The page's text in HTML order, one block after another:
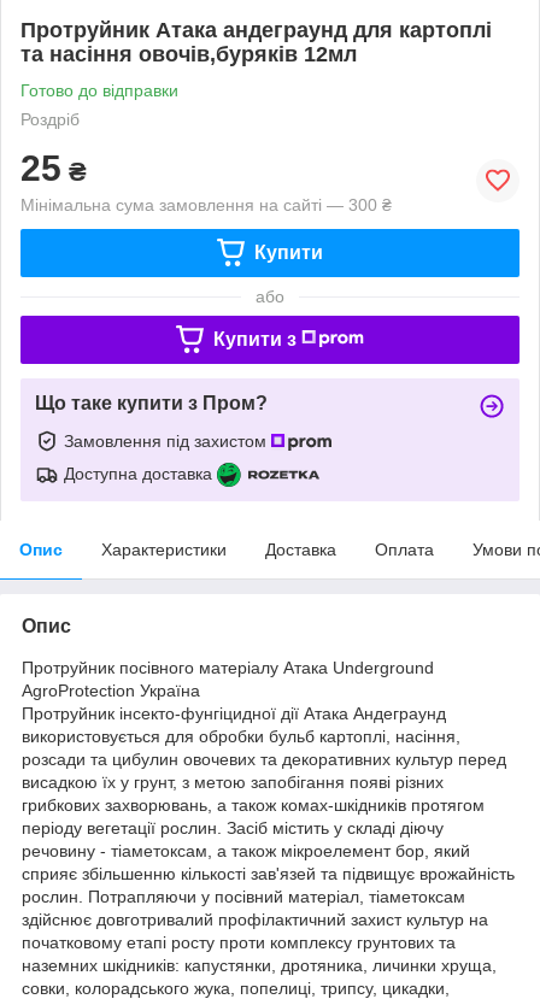
Протруйник Атака андеграунд для картоплі
та насіння овочів,буряків 12мл
Готово до відправки
Роздріб
25 ₴
Мінімальна сума замовлення на сайті — 300 ₴
Купити
або
Купити з
Що таке купити з Пром?
Замовлення під захистом
Доступна доставка
Опис Характеристики Доставка Оплата Умови
Опис
Протруйник посівного матеріалу Атака Underground
AgroProtection Україна
Протруйник інсекто-фунгіцидної дії Атака Андеграунд
використовується для обробки бульб картоплі, насіння,
розсади та цибулин овочевих та декоративних культур перед
висадкою їх у грунт, з метою запобігання появі різних
грибкових захворювань, а також комах-шкідників протягом
періоду вегетації рослин. Засіб містить у складі діючу
речовину - тіаметоксам, а також мікроелемент бор, який
сприяє збільшенню кількості зав'язей та підвищує врожайність
рослин. Потрапляючи у посівний матеріал, тіаметоксам
здійснює довготривалий профілактичний захист культур на
початковому етапі росту проти комплексу грунтових та
наземних шкідників: капустянки, дротяника, личинки хруща,
совки, колорадського жука, попелиці, трипсу, цикадки,